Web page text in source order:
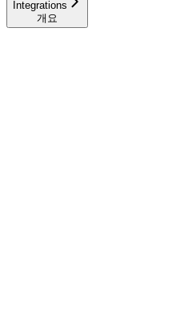
Integrations
개요